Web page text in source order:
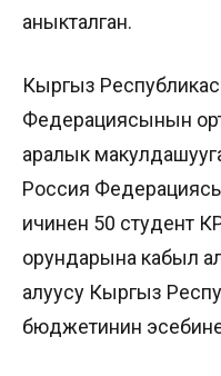
аныкталган.
Кыргыз
Федерациясынын
аралык
Россия
ичинен 50 студент
орундарына кабыл
алуусу Кыргыз
бюджетинин